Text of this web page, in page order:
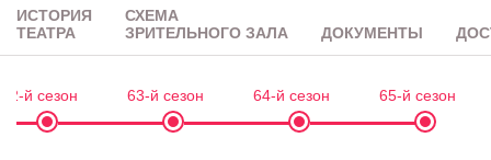
ИСТОРИЯ
ТЕАТРА
СХЕМА
ЗРИТЕЛЬНОГО ЗАЛА
ДОКУМЕНТЫ
62-й сезон 63-й сезон 64-й сезон 65-й сезон